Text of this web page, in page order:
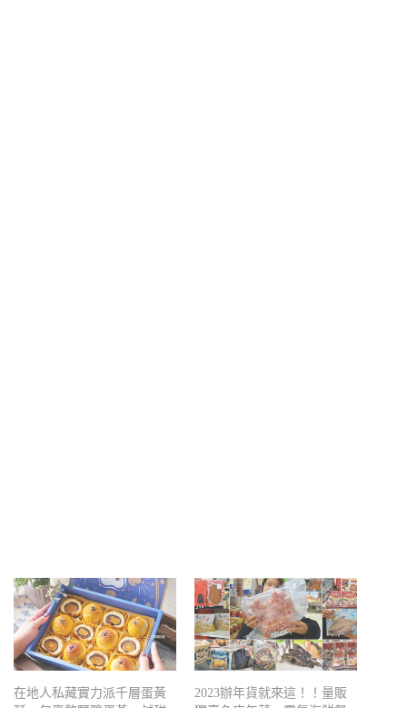
在地人私藏實力派千層蛋黃
2023辦年貨就來這！！量販